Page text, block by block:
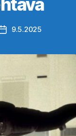
Julkaisupäivämäärä
9.5.2025